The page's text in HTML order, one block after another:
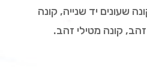
שעונים יד שנייה, קונה
זהב, קונה מטילי זהב.